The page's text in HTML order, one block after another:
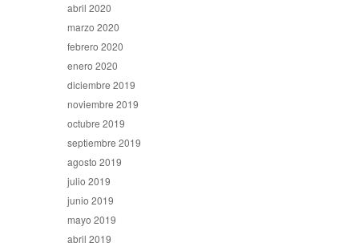
abril 2020
marzo 2020
febrero 2020
enero 2020
diciembre 2019
noviembre 2019
octubre 2019
septiembre 2019
agosto 2019
julio 2019
junio 2019
mayo 2019
abril 2019